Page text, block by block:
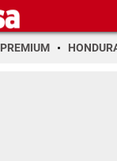
PREMIUM